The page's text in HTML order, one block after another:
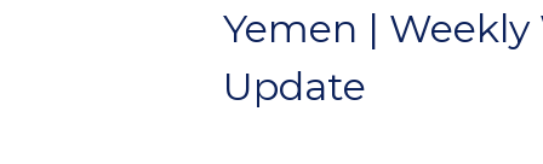
Yemen | Weekly
Update